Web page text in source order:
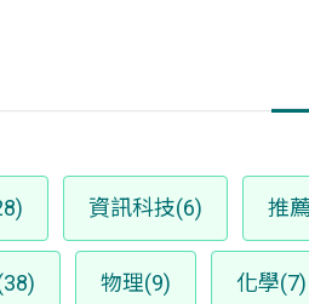
資訊科技(6) 推
物理(9) 化學(7)